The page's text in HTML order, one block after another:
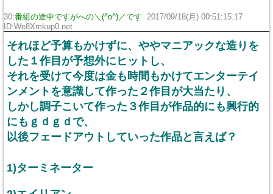
30:番組の途中ですがへの＼(^o^)／です
2017/09/18(月) 00:51:15.17
ID:We8Xmkup0.net
それほど予算もかけずに、ややマニアックな造りを
した１作目が予想外にヒットし、
それを受けて今度は金も時間もかけてエンターテイ
ンメントを意識して作った２作目が大当たり、
しかし調子こいて作った３作目が作品的にも興行的
にもｇｄｇｄで、
以後フェードアウトしていった作品と言えば？
1)ターミネーター